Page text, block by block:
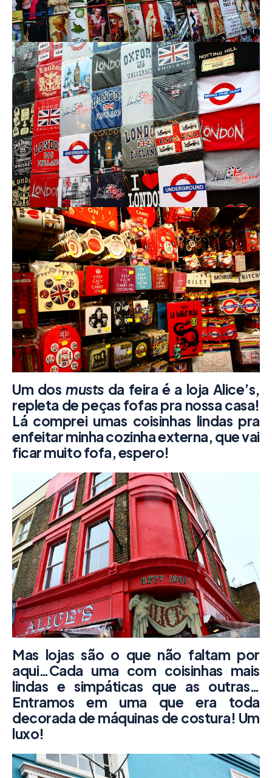
Um dosmusts da feira é a loja Alice’s,
repleta de peças fofas pra nossa casa!
Lá comprei umas coisinhas lindas pra
enfeitar minha cozinha externa, que vai
ficar muito fofa, espero!
Mas lojas são o que não faltam por
aqui…Cada uma com coisinhas mais
lindas e simpáticas que as outras…
Entramos em uma que era toda
decorada de máquinas de costura! Um
luxo!